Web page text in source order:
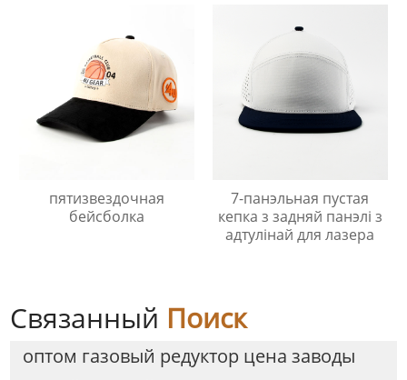
пятизвездочная
бейсболка
7-панэльная пустая
кепка з задняй панэлі з
адтулінай для лазера
Связанный Поиск
оптом газовый редуктор цена заводы